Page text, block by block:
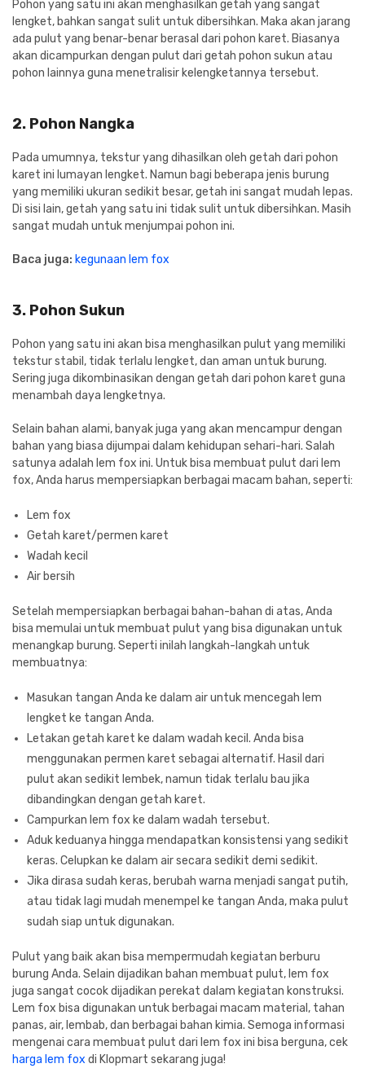
Pohon yang satu ini akan menghasilkan getah yang sangat
lengket, bahkan sangat sulit untuk dibersihkan. Maka akan jarang
ada pulut yang benar-benar berasal dari pohon karet. Biasanya
akan dicampurkan dengan pulut dari getah pohon sukun atau
pohon lainnya guna menetralisir kelengketannya tersebut.
2. Pohon Nangka
Pada umumnya, tekstur yang dihasilkan oleh getah dari pohon
karet ini lumayan lengket. Namun bagi beberapa jenis burung
yang memiliki ukuran sedikit besar, getah ini sangat mudah lepas.
Di sisi lain, getah yang satu ini tidak sulit untuk dibersihkan. Masih
sangat mudah untuk menjumpai pohon ini.
Baca juga: kegunaan lem fox
3. Pohon Sukun
Pohon yang satu ini akan bisa menghasilkan pulut yang memiliki
tekstur stabil, tidak terlalu lengket, dan aman untuk burung.
Sering juga dikombinasikan dengan getah dari pohon karet guna
menambah daya lengketnya.
Selain bahan alami, banyak juga yang akan mencampur dengan
bahan yang biasa dijumpai dalam kehidupan sehari-hari. Salah
satunya adalah lem fox ini. Untuk bisa membuat pulut dari lem
fox, Anda harus mempersiapkan berbagai macam bahan, seperti:
Lem fox
Getah karet/permen karet
Wadah kecil
Air bersih
Setelah mempersiapkan berbagai bahan-bahan di atas, Anda
bisa memulai untuk membuat pulut yang bisa digunakan untuk
menangkap burung. Seperti inilah langkah-langkah untuk
membuatnya:
Masukan tangan Anda ke dalam air untuk mencegah lem
lengket ke tangan Anda.
Letakan getah karet ke dalam wadah kecil. Anda bisa
menggunakan permen karet sebagai alternatif. Hasil dari
pulut akan sedikit lembek, namun tidak terlalu bau jika
dibandingkan dengan getah karet.
Campurkan lem fox ke dalam wadah tersebut.
Aduk keduanya hingga mendapatkan konsistensi yang sedikit
keras. Celupkan ke dalam air secara sedikit demi sedikit.
Jika dirasa sudah keras, berubah warna menjadi sangat putih,
atau tidak lagi mudah menempel ke tangan Anda, maka pulut
sudah siap untuk digunakan.
Pulut yang baik akan bisa mempermudah kegiatan berburu
burung Anda. Selain dijadikan bahan membuat pulut, lem fox
juga sangat cocok dijadikan perekat dalam kegiatan konstruksi.
Lem fox bisa digunakan untuk berbagai macam material, tahan
panas, air, lembab, dan berbagai bahan kimia. Semoga informasi
mengenai cara membuat pulut dari lem fox ini bisa berguna, cek
harga lem fox di Klopmart sekarang juga!